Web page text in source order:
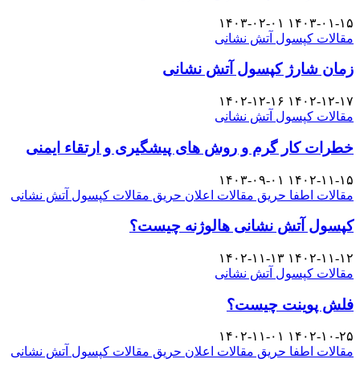
۱۴۰۳-۰۱-۱۵ ۱۴۰۳-۰۲-۰۱
مقالات کپسول آتش نشانی
زمان شارژ کپسول آتش نشانی
۱۴۰۲-۱۲-۱۷ ۱۴۰۲-۱۲-۱۶
مقالات کپسول آتش نشانی
خطرات کار گرم و روش های پیشگیری و ارتقاء ایمنی
۱۴۰۲-۱۱-۱۵ ۱۴۰۳-۰۹-۰۱
مقالات اطفا حریق مقالات اعلان حریق مقالات کپسول آتش نشانی
کپسول آتش نشانی هالوژنه چیست؟
۱۴۰۲-۱۱-۱۲ ۱۴۰۲-۱۱-۱۳
مقالات کپسول آتش نشانی
فلش پوینت چیست؟
۱۴۰۲-۱۰-۲۵ ۱۴۰۲-۱۱-۰۱
مقالات اطفا حریق مقالات اعلان حریق مقالات کپسول آتش نشانی